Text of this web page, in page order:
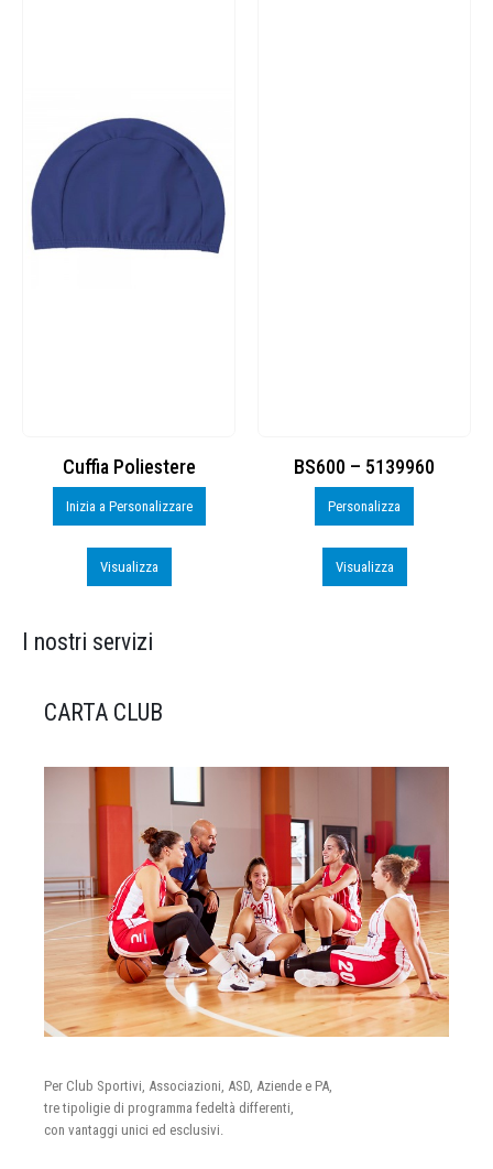
Cuffia Poliestere
Inizia a Personalizzare
Visualizza
BS600 – 5139960
Personalizza
Visualizza
I nostri servizi
CARTA CLUB
Per Club Sportivi, Associazioni, ASD, Aziende e PA,
tre tipoligie di programma fedeltà differenti,
con vantaggi unici ed esclusivi.